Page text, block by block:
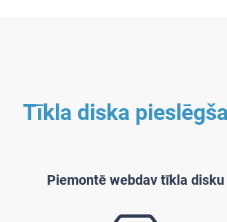
Tīkla diska
Piemontē webdav tīkla disku